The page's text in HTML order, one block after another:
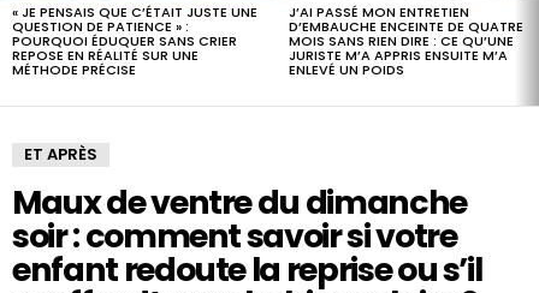
« JE PENSAIS QUE C’ÉTAIT JUSTE UNE
QUESTION DE PATIENCE » :
POURQUOI ÉDUQUER SANS CRIER
REPOSE EN RÉALITÉ SUR UNE
MÉTHODE PRÉCISE
J’AI PASSÉ MON ENTRETIEN
D’EMBAUCHE ENCEINTE DE QUATRE
MOIS SANS RIEN DIRE : CE QU’UNE
JURISTE M’A APPRIS ENSUITE M’A
ENLEVÉ UN POIDS
ET APRÈS
Maux de ventre du dimanche
soir : comment savoir si votre
enfant redoute la reprise ou s’il